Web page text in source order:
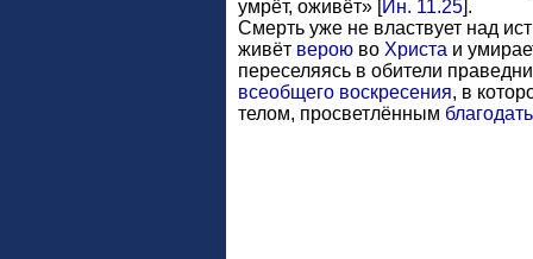
умрёт, оживёт» [Ин. 11.25].
Смерть уже не властвует над
живёт верою во Христа и
переселяясь в обители
всеобщего воскресения, в
телом, просветлённым